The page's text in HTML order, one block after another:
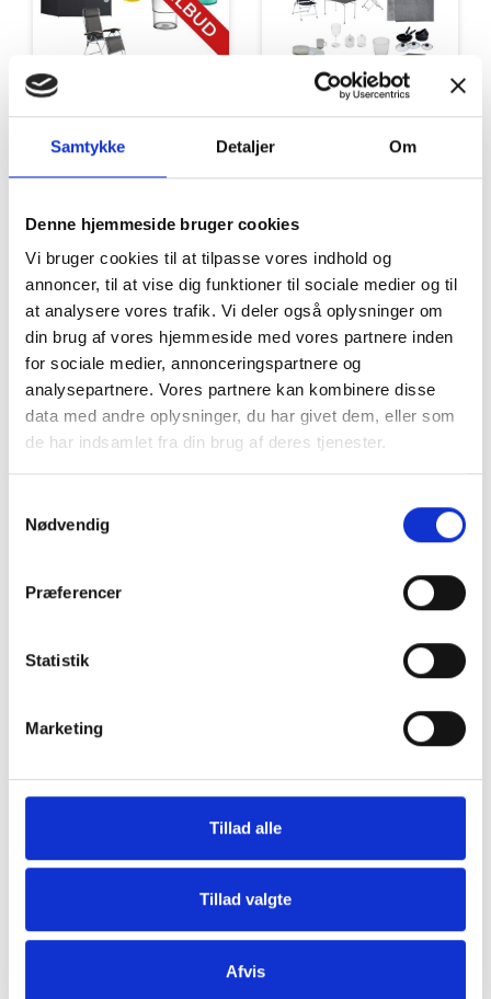
Samtykke Detaljer Om
Denne hjemmeside bruger cookies
Vi bruger cookies til at tilpasse vores indhold og
annoncer, til at vise dig funktioner til sociale medier og til
at analysere vores trafik. Vi deler også oplysninger om
din brug af vores hjemmeside med vores partnere inden
for sociale medier, annonceringspartnere og
analysepartnere. Vores partnere kan kombinere disse
data med andre oplysninger, du har givet dem, eller som
de har indsamlet fra din brug af deres tjenester.
Nødvendig
Præferencer
Statistik
Marketing
Tillad alle
Tillad valgte
Afvis
Tilbud Autocamper udstyr
Møbler Omnia
Udvendigt Udstyr Camp System